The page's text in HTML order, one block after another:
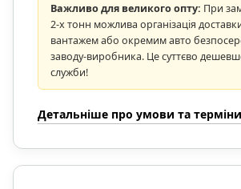
Важливо для великого опту: При
2-х тонн можлива організація
вантажем або окремим авто
заводу-виробника. Це суттєво
служби!
Детальніше про умови та